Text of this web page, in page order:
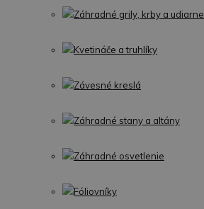
Záhradné grily, krby a udiarne
Kvetináče a truhlíky
Závesné kreslá
Záhradné stany a altány
Záhradné osvetlenie
Fóliovníky